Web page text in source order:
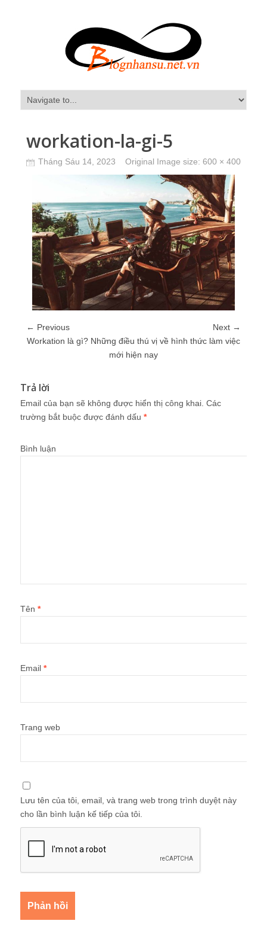
workation-la-gi-5
Tháng Sáu 14, 2023 Original Image size: 600 × 400
← Previous
Next →
Workation là gì? Những điều thú vị về hình thức làm việc
mới hiện nay
Trả lời
Email của bạn sẽ không được hiển thị công khai. Các
trường bắt buộc được đánh dấu *
Bình luận
Tên *
Email *
Trang web
Lưu tên của tôi, email, và trang web trong trình duyệt này
cho lần bình luận kế tiếp của tôi.